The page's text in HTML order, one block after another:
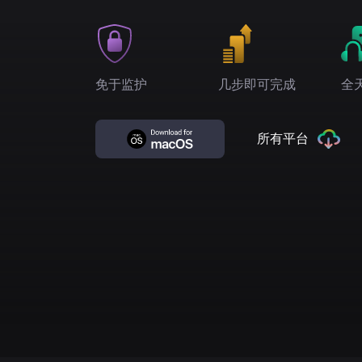
免于监护 几步即可完成 全
所有平台